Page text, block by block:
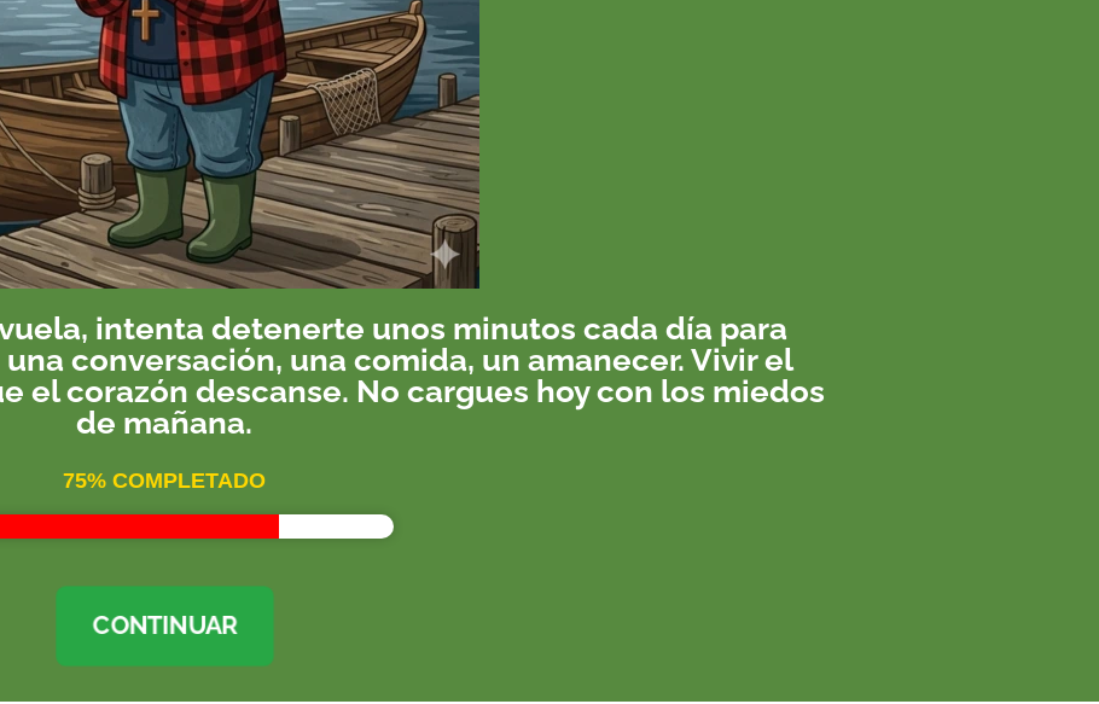
intenta detenerte unos minutos cada día para
conversación, una comida, un amanecer. Vivir el
el corazón descanse. No cargues hoy con los miedos
de mañana.
75% COMPLETADO
CONTINUAR